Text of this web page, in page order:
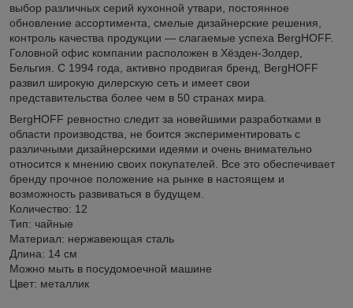
выбор различных серий кухонной утвари, постоянное
обновление ассортимента, смелые дизайнерские решения,
контроль качества продукции — слагаемые успеха BergHOFF.
Головной офис компании расположен в Хёзден-Золдер,
Бельгия. С 1994 года, активно продвигая бренд, BergHOFF
развил широкую дилерскую сеть и имеет свои
представительства более чем в 50 странах мира.
BergHOFF ревностно следит за новейшими разработками в
области производства, не боится экспериментировать с
различными дизайнерскими идеями и очень внимательно
относится к мнению своих покупателей. Все это обеспечивает
бренду прочное положение на рынке в настоящем и
возможность развиваться в будущем.
Количество: 12
Тип: чайные
Материал: нержавеющая сталь
Длина: 14 см
Можно мыть в посудомоечной машине
Цвет: металлик